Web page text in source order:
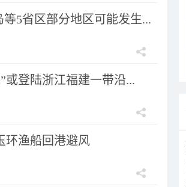
5省区部分地区可能发生...
或登陆浙江福建一带沿...
环渔船回港避风